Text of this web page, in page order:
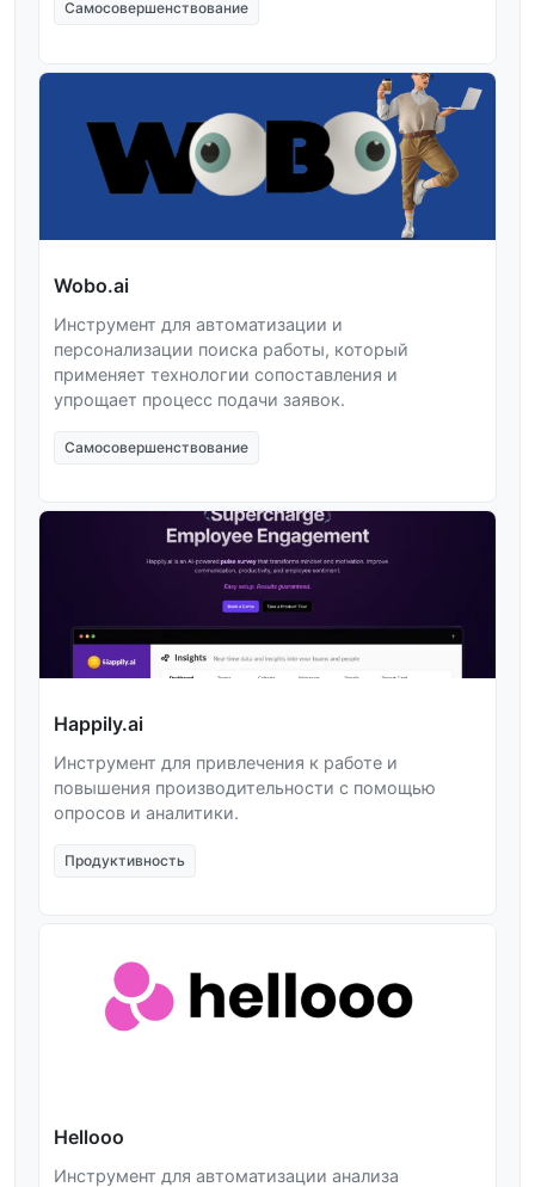
Самосовершенствование
Wobo.ai
Инструмент для автоматизации и
персонализации поиска работы, который
применяет технологии сопоставления и
упрощает процесс подачи заявок.
Самосовершенствование
Happily.ai
Инструмент для привлечения к работе и
повышения производительности с помощью
опросов и аналитики.
Продуктивность
Hellooo
Инструмент для автоматизации анализа